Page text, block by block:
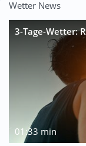
Wetter News
3-Tage-Wetter:
01:33 min